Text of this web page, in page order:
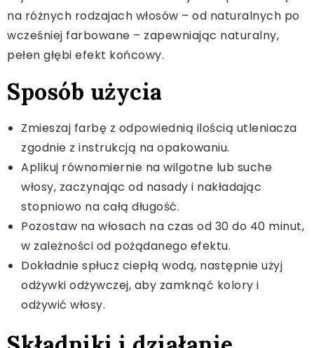
na różnych rodzajach włosów – od naturalnych po
wcześniej farbowane – zapewniając naturalny,
pełen głębi efekt końcowy.
Sposób użycia
Zmieszaj farbę z odpowiednią ilością utleniacza
zgodnie z instrukcją na opakowaniu.
Aplikuj równomiernie na wilgotne lub suche
włosy, zaczynając od nasady i nakładając
stopniowo na całą długość.
Pozostaw na włosach na czas od 30 do 40 minut,
w zależności od pożądanego efektu.
Dokładnie spłucz ciepłą wodą, następnie użyj
odżywki odżywczej, aby zamknąć kolory i
odżywić włosy.